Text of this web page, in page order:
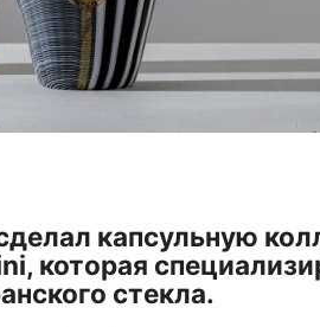
капсульную
которая
стекла.